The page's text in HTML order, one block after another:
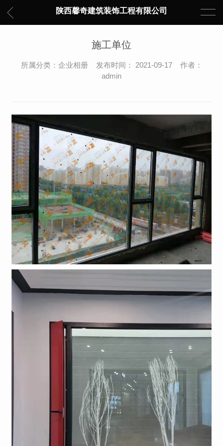
陕西馨奇建筑装饰工程有限公司
施工单位
所属分类：企业相册 发布时间： 2021-09-17 作者：
admin